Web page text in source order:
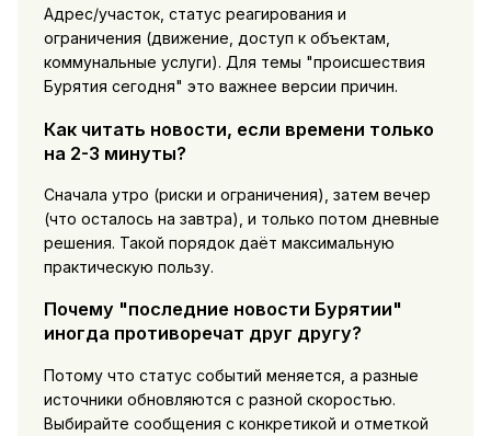
Адрес/участок, статус реагирования и
ограничения (движение, доступ к объектам,
коммунальные услуги). Для темы "происшествия
Бурятия сегодня" это важнее версии причин.
Как читать новости, если времени только
на 2-3 минуты?
Сначала утро (риски и ограничения), затем вечер
(что осталось на завтра), и только потом дневные
решения. Такой порядок даёт максимальную
практическую пользу.
Почему "последние новости Бурятии"
иногда противоречат друг другу?
Потому что статус событий меняется, а разные
источники обновляются с разной скоростью.
Выбирайте сообщения с конкретикой и отметкой